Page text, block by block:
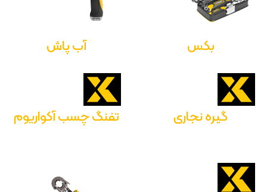
بکس آب پاش
گیره نجاری تفنگ چسب آکواریوم